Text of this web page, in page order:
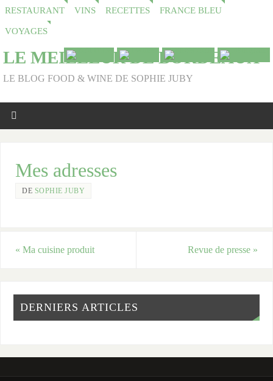
RESTAURANT VINS RECETTES FRANCE BLEU
VOYAGES
LE MEILLEUR DE BORDEAUX
LE BLOG FOOD & WINE DE SOPHIE JUBY
Mes adresses
DE SOPHIE JUBY
« Ma cuisine produit Revue de presse »
DERNIERS ARTICLES